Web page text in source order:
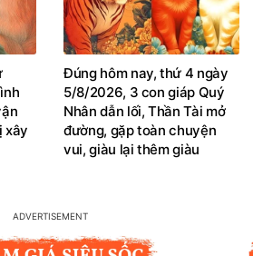
xây
Đúng hôm nay, thứ 4 ngày
5/8/2026, 3 con giáp Quý
Nhân dẫn lối, Thần Tài mở
đường, gặp toàn chuyện
vui, giàu lại thêm giàu